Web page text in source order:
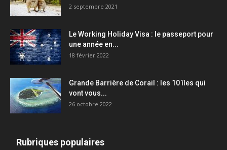
2 septembre 2021
Le Working Holiday Visa : le passeport pour
une année en...
18 février 2022
Grande Barrière de Corail : les 10 îles qui
vont vous...
26 octobre 2022
Rubriques populaires